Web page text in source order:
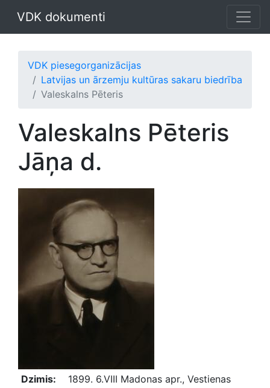
VDK dokumenti
VDK piesegorganizācijas
Latvijas un ārzemju kultūras sakaru biedrība
Valeskalns Pēteris
Valeskalns Pēteris
Jāņa d.
Dzimis:
1899. 6.VIII Madonas apr., Vestienas